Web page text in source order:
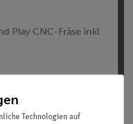
Play CNC-Fräse inkl.
Technologien auf